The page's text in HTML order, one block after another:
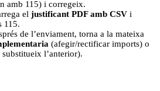
amb 115) i corregeix.
el justificant PDF amb CSV i
115.
de l’enviament, torna a la mateixa
(afegir/rectificar imports) o
substitueix l’anterior).